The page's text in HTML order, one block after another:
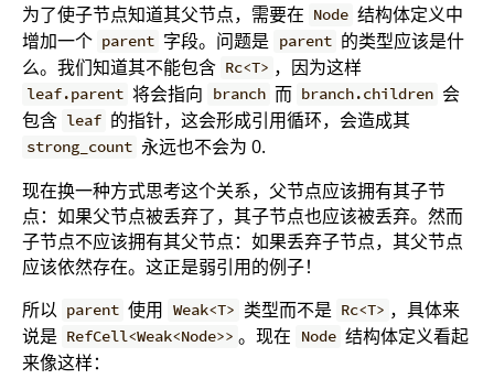
为了使子节点知道其父节点，需要在 Node 结构体定义中
增加一个 parent 字段。问题是 parent 的类型应该是什
么。我们知道其不能包含 Rc<T> ，因为这样
leaf.parent 将会指向 branch 而 branch.children 会
包含 leaf 的指针，这会形成引用循环，会造成其
strong_count 永远也不会为 0.
现在换一种方式思考这个关系，父节点应该拥有其子节
点：如果父节点被丢弃了，其子节点也应该被丢弃。然而
子节点不应该拥有其父节点：如果丢弃子节点，其父节点
应该依然存在。这正是弱引用的例子！
所以 parent 使用 Weak<T> 类型而不是 Rc<T> ，具体来
说是 RefCell<Weak<Node>> 。现在 Node 结构体定义看起
来像这样：